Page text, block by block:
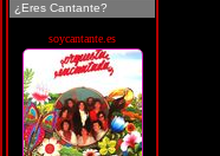
¿Eres Cantante?
soycantante.es